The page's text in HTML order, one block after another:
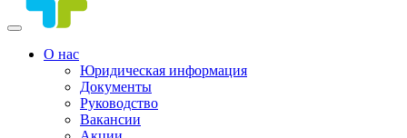
О нас
Юридическая информация
Документы
Руководство
Вакансии